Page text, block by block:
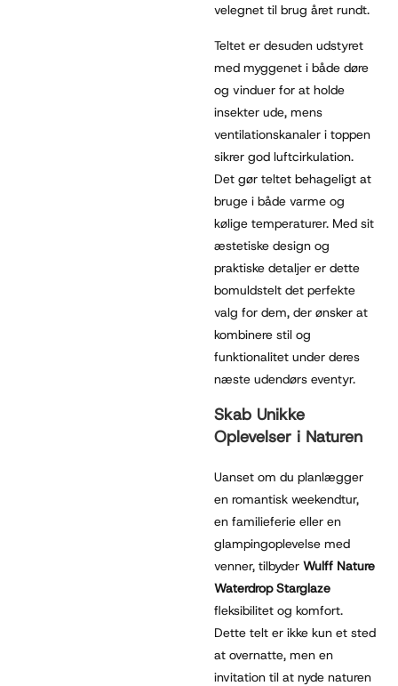
velegnet til brug året rundt.
Teltet er desuden udstyret
med myggenet i både døre
og vinduer for at holde
insekter ude, mens
ventilationskanaler i toppen
sikrer god luftcirkulation.
Det gør teltet behageligt at
bruge i både varme og
kølige temperaturer. Med sit
æstetiske design og
praktiske detaljer er dette
bomuldstelt det perfekte
valg for dem, der ønsker at
kombinere stil og
funktionalitet under deres
næste udendørs eventyr.
Skab Unikke
Oplevelser i Naturen
Uanset om du planlægger
en romantisk weekendtur,
en familieferie eller en
glampingoplevelse med
venner, tilbyder Wulff Nature
Waterdrop Starglaze
fleksibilitet og komfort.
Dette telt er ikke kun et sted
at overnatte, men en
invitation til at nyde naturen